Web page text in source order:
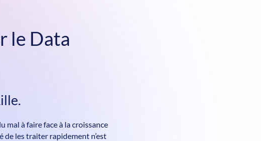
le Data
mal à faire face à la croissance
de les traiter rapidement n’est